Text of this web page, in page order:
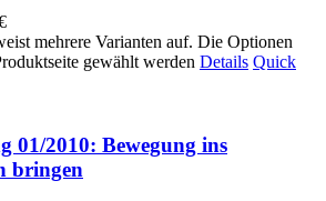
mehrere Varianten auf. Die Optionen
gewählt werden Details Quick
01/2010: Bewegung ins
bringen